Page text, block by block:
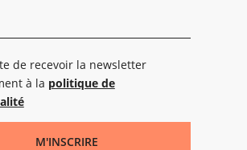
de recevoir la newsletter
à la politique de
M'INSCRIRE